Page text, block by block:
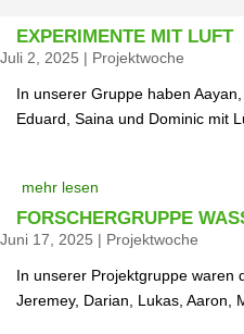
EXPERIMENTE MIT LUFT
Juli 2, 2025 | Projektwoche
In unserer Gruppe haben
Eduard, Saina und Dominic mit
mehr lesen
FORSCHERGRUPPE
Juni 17, 2025 | Projektwoche
In unserer Projektgruppe waren
Jeremey, Darian, Lukas, Aaron,